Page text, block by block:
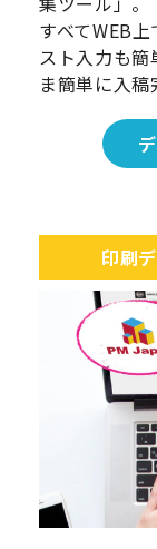
すべてWEB
スト入力も簡
ま簡単に入稿
印刷